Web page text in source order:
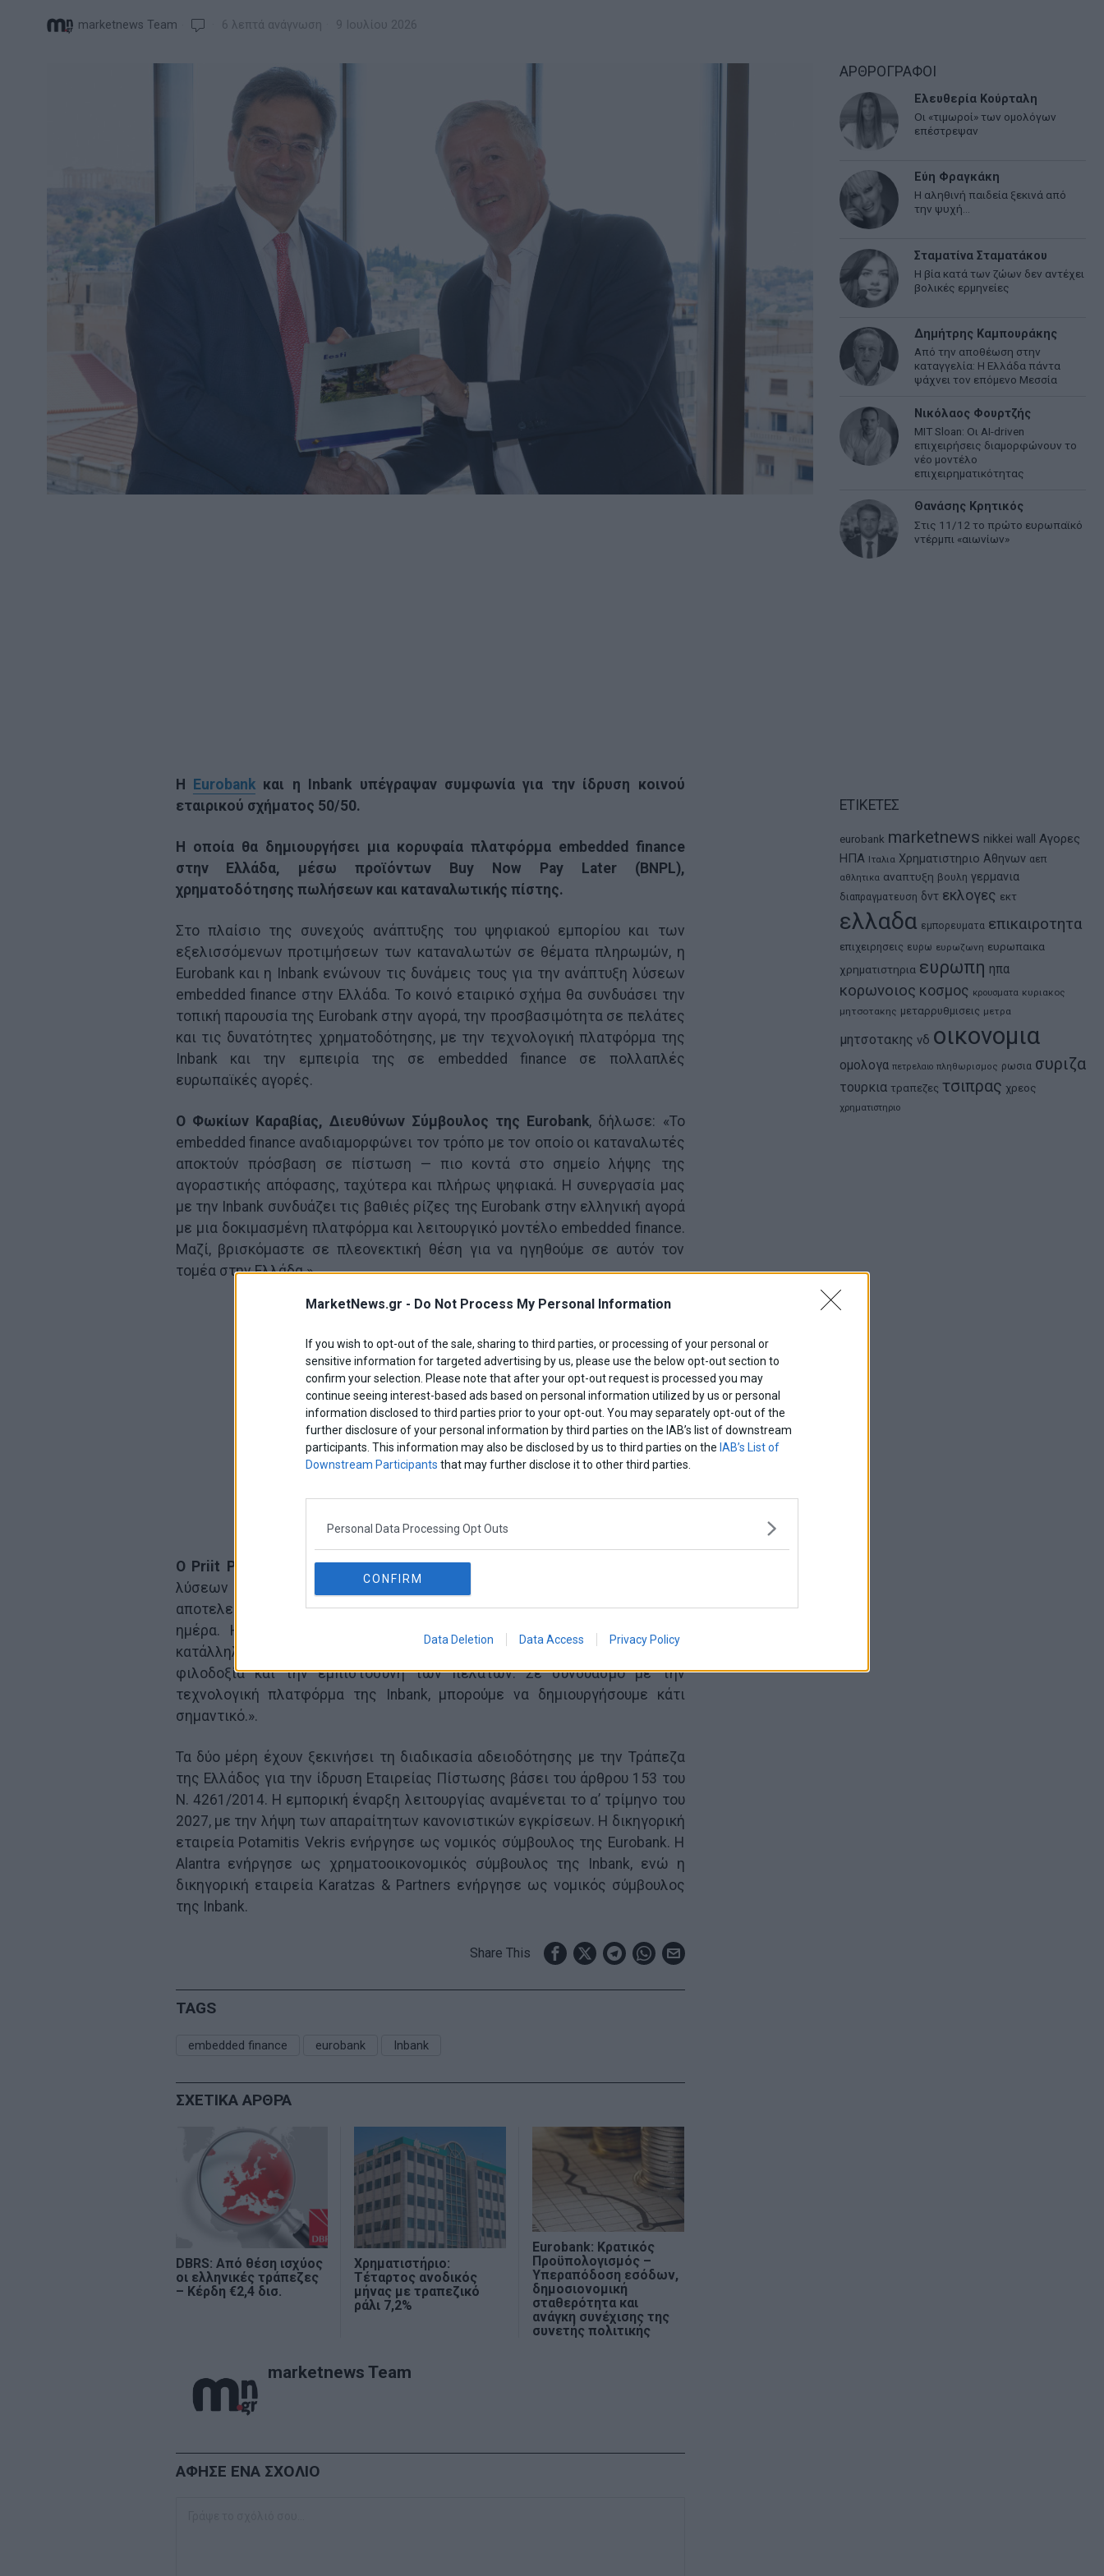
MarketNews.gr - Do Not Process My Personal Information
If you wish to opt-out of the sale, sharing to third parties, or processing of your personal or
sensitive information for targeted advertising by us, please use the below opt-out section to
confirm your selection. Please note that after your opt-out request is processed you may
continue seeing interest-based ads based on personal information utilized by us or personal
information disclosed to third parties prior to your opt-out. You may separately opt-out of the
further disclosure of your personal information by third parties on the IAB’s list of downstream
participants. This information may also be disclosed by us to third parties on the IAB’s List of
Downstream Participants that may further disclose it to other third parties.
Personal Data Processing Opt Outs
CONFIRM
Data Deletion Data Access Privacy Policy
marketnews Team 6 λεπτά ανάγνωση 9 Ιουλίου 2026
Η Eurobankκαι η Inbank υπέγραψαν συμφωνία για την ίδρυση κοινού
εταιρικού σχήματος 50/50.
H οποία θα δημιουργήσει μια κορυφαία πλατφόρμα embedded finance
στην Ελλάδα, μέσω προϊόντων Buy Now Pay Later (BNPL),
χρηματοδότησης πωλήσεων και καταναλωτικής πίστης.
Στο πλαίσιο της συνεχούς ανάπτυξης του ψηφιακού εμπορίου και των
εξελισσόμενων προτιμήσεων των καταναλωτών σε θέματα πληρωμών, η
Eurobank και η Inbank ενώνουν τις δυνάμεις τους για την ανάπτυξη λύσεων
embedded finance στην Ελλάδα. Το κοινό εταιρικό σχήμα θα συνδυάσει την
τοπική παρουσία της Eurobank στην αγορά, την προσβασιμότητα σε πελάτες
και τις δυνατότητες χρηματοδότησης, με την τεχνολογική πλατφόρμα της
Inbank και την εμπειρία της σε embedded finance σε πολλαπλές
ευρωπαϊκές αγορές.
Ο Φωκίων Καραβίας, Διευθύνων Σύμβουλος της Eurobank, δήλωσε: «Το
embedded finance αναδιαμορφώνει τον τρόπο με τον οποίο οι καταναλωτές
αποκτούν πρόσβαση σε πίστωση — πιο κοντά στο σημείο λήψης της
αγοραστικής απόφασης, ταχύτερα και πλήρως ψηφιακά. Η συνεργασία μας
με την Inbank συνδυάζει τις βαθιές ρίζες της Eurobank στην ελληνική αγορά
με μια δοκιμασμένη πλατφόρμα και λειτουργικό μοντέλο embedded finance.
Μαζί, βρισκόμαστε σε πλεονεκτική θέση για να ηγηθούμε σε αυτόν τον
τομέα στην Ελλάδα.».
Ο Priit P , Διευθύνων Σύμβουλος της
λύσεων embedded χρηματοδότησης γύρω από οικοσυστήματα εμπόρων
αποτελεί κεντρικό στοιχείο της στρατηγικής της Inbank από την πρώτη
ημέρα. Η Ελλάδα είναι μια ελκυστική αγορά και η Eurobank είναι ο
κατάλληλος συνεργάτης — με την τοπική αξιοπιστία, τη στρατηγική
φιλοδοξία και την εμπιστοσύνη των πελατών. Σε συνδυασμό με την
τεχνολογική πλατφόρμα της Inbank, μπορούμε να δημιουργήσουμε κάτι
σημαντικό.».
Τα δύο μέρη έχουν ξεκινήσει τη διαδικασία αδειοδότησης με την Τράπεζα
της Ελλάδος για την ίδρυση Εταιρείας Πίστωσης βάσει του άρθρου 153 του
Ν. 4261/2014. Η εμπορική έναρξη λειτουργίας αναμένεται το α’ τρίμηνο του
2027, με την λήψη των απαραίτητων κανονιστικών εγκρίσεων. Η δικηγορική
εταιρεία Potamitis Vekris ενήργησε ως νομικός σύμβουλος της Eurobank. Η
Alantra ενήργησε ως χρηματοοικονομικός σύμβουλος της Inbank, ενώ η
δικηγορική εταιρεία Karatzas & Partners ενήργησε ως νομικός σύμβουλος
της Inbank.
Share This
TAGS
embedded finance eurobank Inbank
ΣΧΕΤΙΚΑ ΑΡΘΡΑ
DBRS: Από θέση ισχύος
οι ελληνικές τράπεζες
– Κέρδη €2,4 δισ.
Χρηματιστήριο:
Τέταρτος ανοδικός
μήνας με τραπεζικό
ράλι 7,2%
Eurobank: Κρατικός
Προϋπολογισμός –
Υπεραπόδοση εσόδων,
δημοσιονομική
σταθερότητα και
ανάγκη συνέχισης της
συνετής πολιτικής
marketnews Team
ΑΦΗΣΕ ΕΝΑ ΣΧΟΛΙΟ
ΑΡΘΡΟΓΡΑΦΟΙ
Ελευθερία Κούρταλη
Οι «τιμωροί» των ομολόγων
επέστρεψαν
Εύη Φραγκάκη
Η αληθινή παιδεία ξεκινά από
την ψυχή…
Σταματίνα Σταματάκου
Η βία κατά των ζώων δεν αντέχει
βολικές ερμηνείες
Δημήτρης Καμπουράκης
Από την αποθέωση στην
καταγγελία: Η Ελλάδα πάντα
ψάχνει τον επόμενο Μεσσία
Νικόλαος Φουρτζής
MIT Sloan: Οι AI-driven
επιχειρήσεις διαμορφώνουν το
νέο μοντέλο
επιχειρηματικότητας
Θανάσης Κρητικός
Στις 11/12 το πρώτο ευρωπαϊκό
ντέρμπι «αιωνίων»
ΕΤΙΚΕΤΕΣ
eurobank marketnews nikkei wall
Αγορες
ΗΠΑ Ιταλια Χρηματιστηριο Αθηνων αεπ
αθλητικα αναπτυξη βουλη γερμανια
διαπραγματευση δντ εκλογες εκτ
ελλαδα εμπορευματα επικαιροτητα
επιχειρησεις ευρω ευρωζωνη ευρωπαικα
χρηματιστηρια ευρωπη ηπα
κορωνοιος κοσμος κρουσματα κυριακος
μητσοτακης μεταρρυθμισεις μετρα
μητσοτακης νδ οικονομια
ομολογα πετρελαιο πληθωρισμος ρωσια συριζα
τουρκια τραπεζες τσιπρας χρεος
χρηματιστηριο